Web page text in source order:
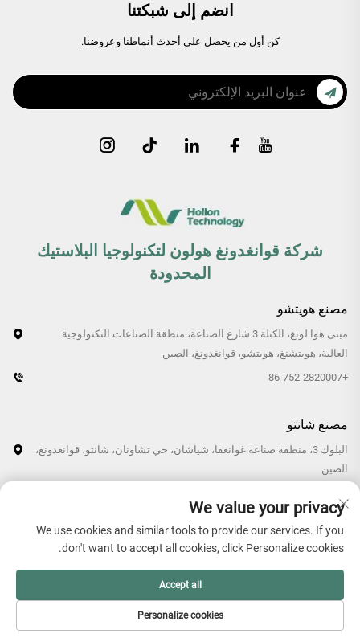
انضم إلى شبكتنا
كن أول من يحصل على أحدث أنماطنا وعروضنا.
شركة قوانغدونغ هولون لتكنولوجيا البلاستيك
المحدودة
مصنع هويتشو
مبنى هوا لونغ، الكتلة 3 شارع الصناعة، منطقة الصناعات التكنولوجية
العالية، هويتشنغ، هويتشو، قوانغدونغ، الصين
+86-752-2820007
مصنع شانتو
البلوك 3، منطقة صناعة غوانغفا، شياشان، حي تشاونان، شانتو، قوانغدونغ،
الصين
حقوق الطبع والنشر © 2026 شركة قوانغدونغ هولون للتقنية البلاستيكية
المحدودة. جميع الحقوق محفوظة. -
We value your privacy
We use cookies and similar tools to provide our services. If you
don't want to accept all cookies, click Personalize cookies.
Personalize cookies
Accept all